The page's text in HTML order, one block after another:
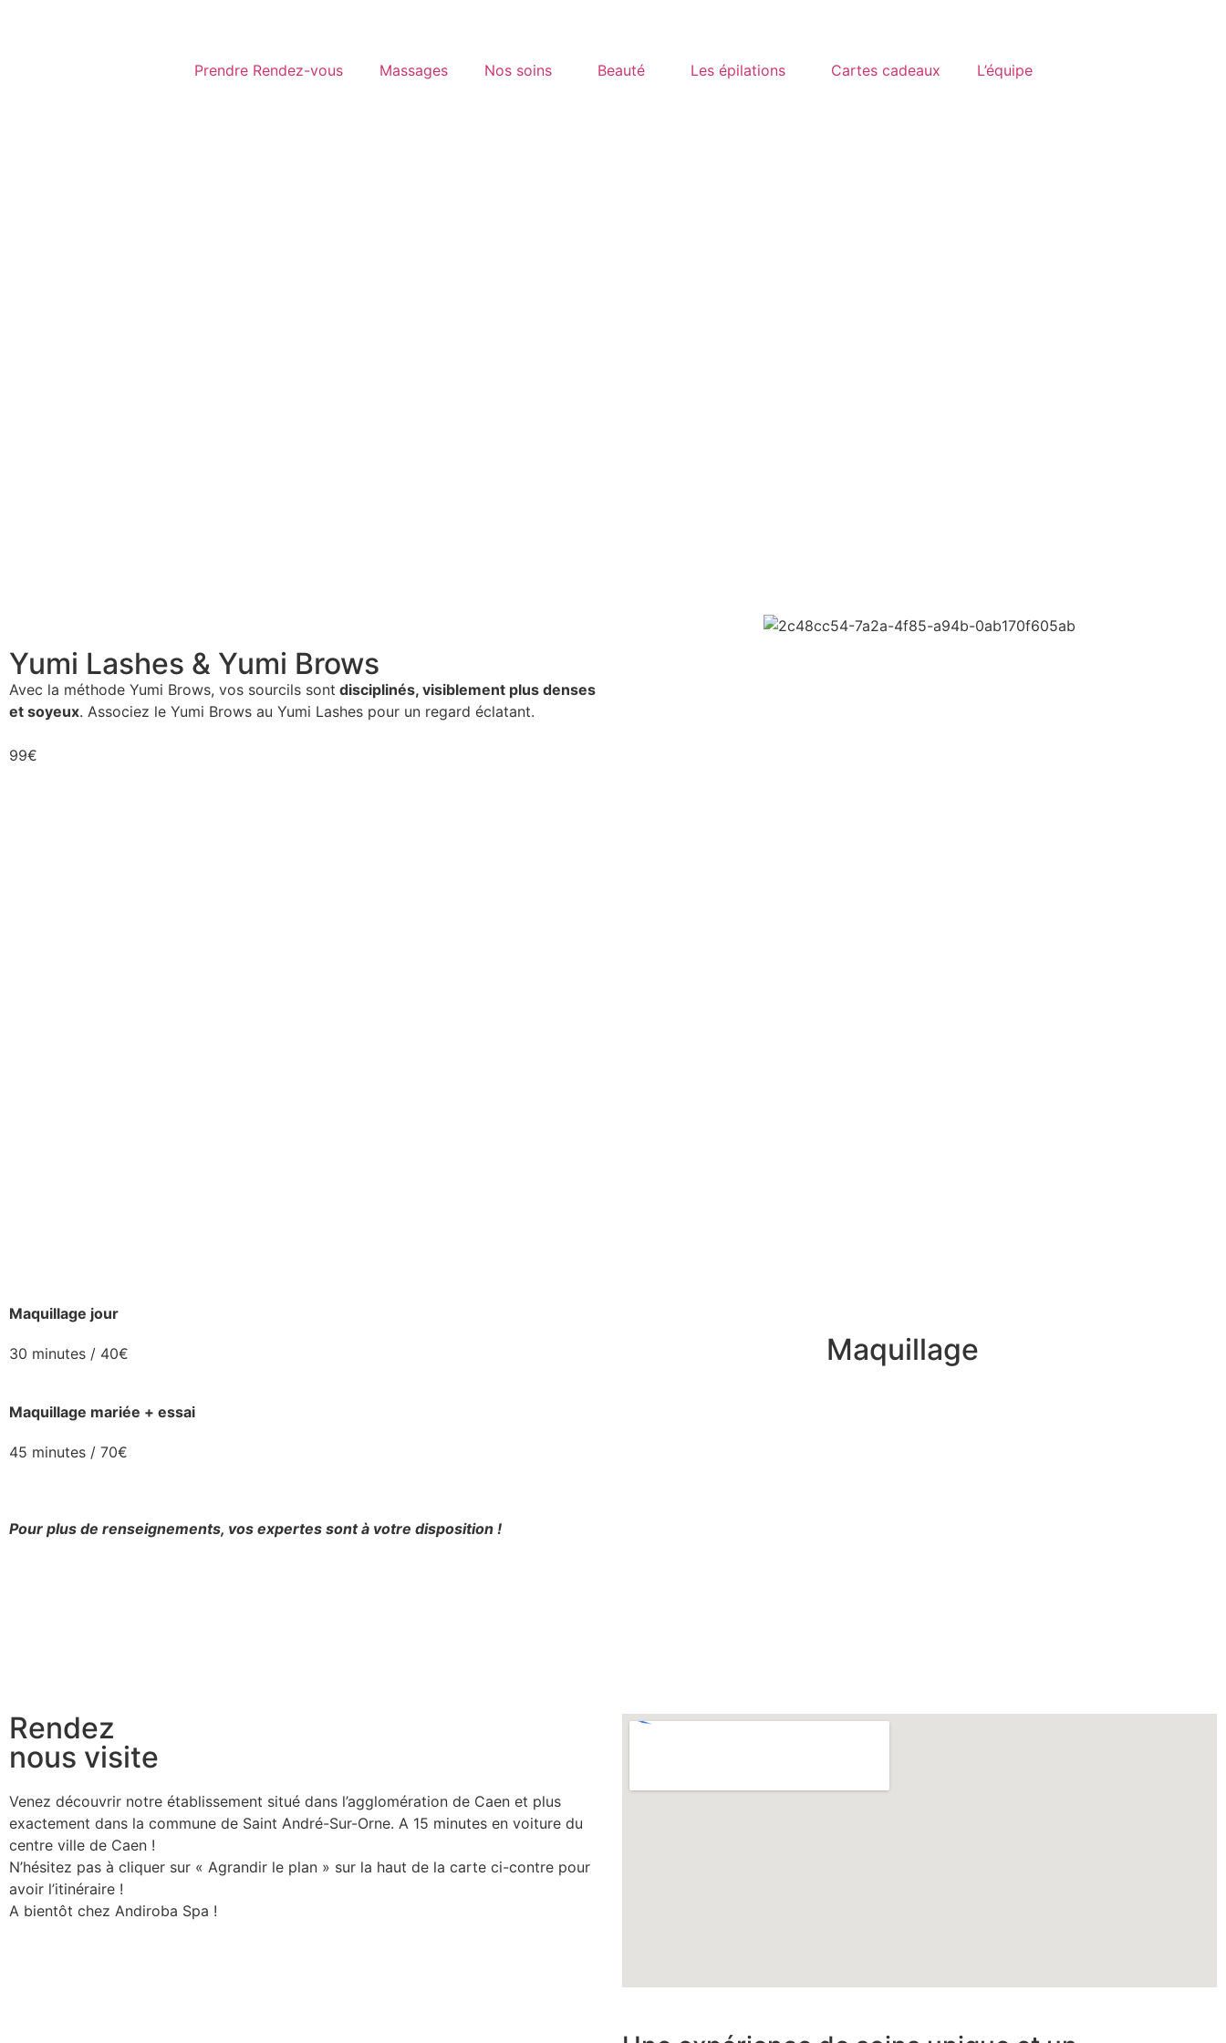
Prendre Rendez-vous Massages Nos soins Beauté Les épilations Cartes cadeaux L’équipe
Yumi Lashes & Yumi Brows
Avec la méthode Yumi Brows, vos sourcils sont disciplinés, visiblement plus denses
et soyeux. Associez le Yumi Brows au Yumi Lashes pour un regard éclatant.
99€
Maquillage jour
30 minutes / 40€
Maquillage mariée + essai
45 minutes / 70€
Pour plus de renseignements, vos expertes sont à votre disposition !
Maquillage
Rendez
nous visite
Venez découvrir notre établissement situé dans l’agglomération de Caen et plus
exactement dans la commune de Saint André-Sur-Orne. A 15 minutes en voiture du
centre ville de Caen !
N’hésitez pas à cliquer sur « Agrandir le plan » sur la haut de la carte ci-contre pour
avoir l’itinéraire !
A bientôt chez Andiroba Spa !